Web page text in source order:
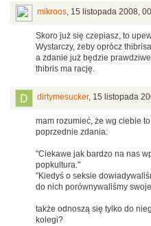
mikroos, 15 listopada 2008,
Skoro już się czepiasz, to
Wystarczy, żeby oprócz
a zdanie już będzie
thibris ma rację.
dirtymesucker, 15 listopada
mam rozumieć, że wg ciebie
poprzednie zdania:
"Ciekawe jak bardzo na nas
popkultura."
"Kiedyś o seksie
do nich porównywaliśmy
także odnoszą się tylko do
kolegi?